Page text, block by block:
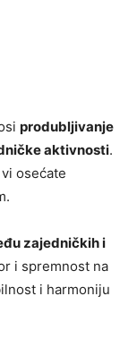
produbljivanje
aktivnosti.
osećate
zajedničkih i
i spremnost na
i harmoniju